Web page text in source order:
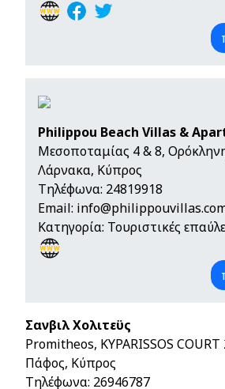
Philippou Beach Villas &
Μεσοποταμίας 4 & 8,
Λάρνακα, Κύπρος
Τηλέφωνα: 24819918
Email:
Κατηγορία: Τουριστικές
Σανβιλ Χολιτεϋς
Promitheos, KYPARISSOS
Πάφος, Κύπρος
Τηλέφωνα: 26946787